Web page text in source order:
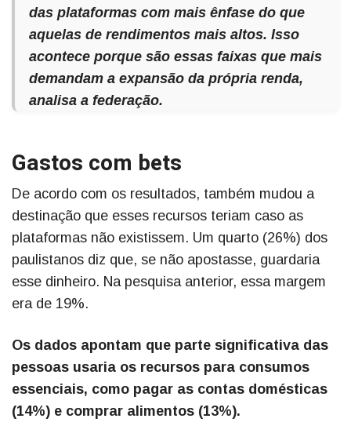
das plataformas com mais ênfase do que
aquelas de rendimentos mais altos. Isso
acontece porque são essas faixas que mais
demandam a expansão da própria renda,
analisa a federação.
Gastos com bets
De acordo com os resultados, também mudou a
destinação que esses recursos teriam caso as
plataformas não existissem. Um quarto (26%) dos
paulistanos diz que, se não apostasse, guardaria
esse dinheiro. Na pesquisa anterior, essa margem
era de 19%.
Os dados apontam que parte significativa das
pessoas usaria os recursos para consumos
essenciais, como pagar as contas domésticas
(14%) e comprar alimentos (13%).